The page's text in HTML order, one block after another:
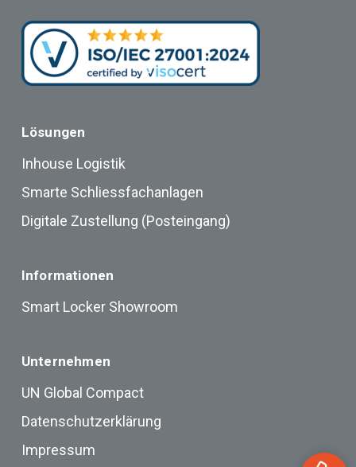
Lösungen
Inhouse Logistik
Smarte Schliessfachanlagen
Digitale Zustellung (Posteingang)
Informationen
Smart Locker Showroom
Unternehmen
UN Global Compact
Datenschutzerklärung
Impressum